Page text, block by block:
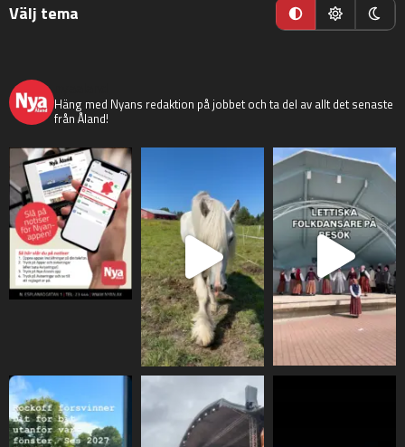
Välj tema
Häng med Nyans redaktion på jobbet och ta del av allt det senaste
från Åland!